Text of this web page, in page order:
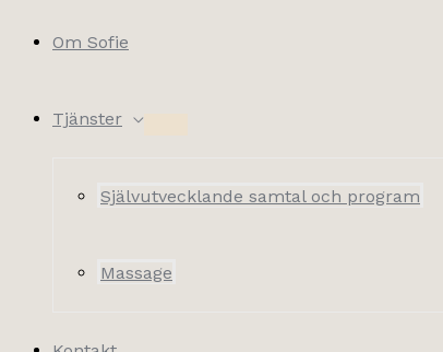
Om Sofie
Tjänster
Självutvecklande samtal och program
Massage